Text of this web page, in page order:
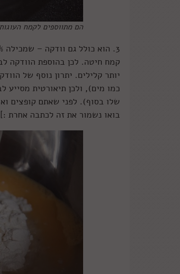
הם מתווספים לקמח
קמח חיטה. לכן בהוספת הוודקה
כמו מים), ולכן תיאורטית מסייע
שלו בסוף). לפני שאתם קופצים
בואו נשמור את זה לכתבה אחרת